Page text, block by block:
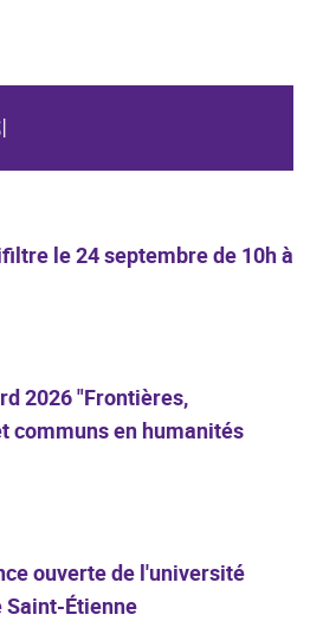
le 24 septembre de 10h à
2026 "Frontières,
communs en humanités
ouverte de l'université
Saint-Étienne